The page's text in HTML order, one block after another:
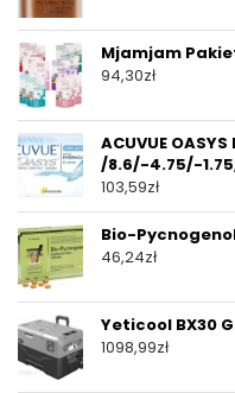
Mjamjam
94,30zł
ACUVUE
/8.6/-4.75/-
103,59zł
Bio-
46,24zł
Yeticool BX30
1098,99zł